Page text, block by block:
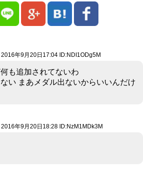
2016年9月20日17:04 ID:NDI1ODg5M
も追加されてないわ
い まあメダル出ないからいいんだけ
2016年9月20日18:28 ID:NzM1MDk3M